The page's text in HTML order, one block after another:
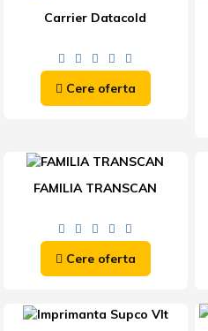
Carrier Datacold
Cere oferta
FAMILIA TRANSCAN
Cere oferta